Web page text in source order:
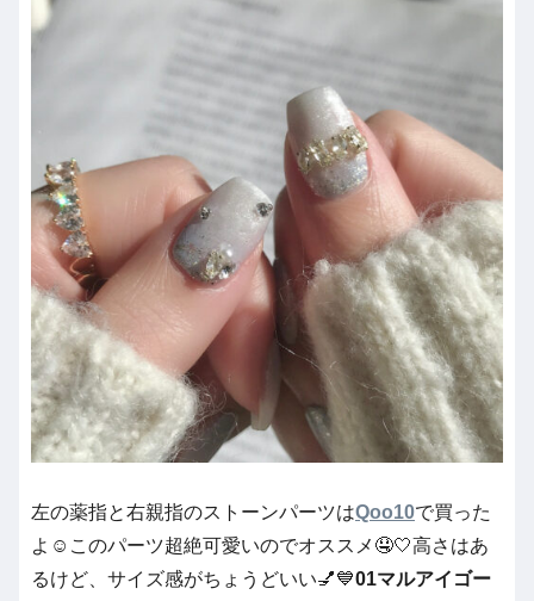
左の薬指と右親指のストーンパーツはQoo10で買った
よ☺️このパーツ超絶可愛いのでオススメ🤤🤍高さはあ
るけど、サイズ感がちょうどいい💅💙01マルアイゴー